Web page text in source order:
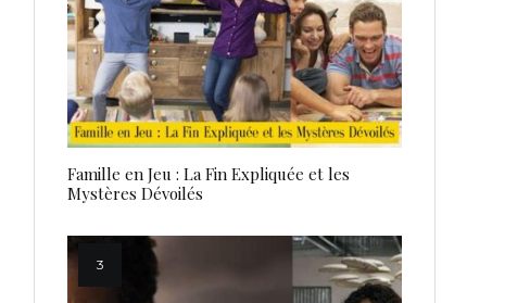
Famille en Jeu : La Fin Expliquée et les
Mystères Dévoilés